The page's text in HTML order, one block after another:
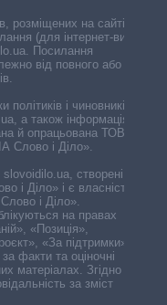
розміщених на сайті,
(для інтернет-видань
Посилання
від повного або
і чиновників,
а також інформація про
й опрацьована ТОВ «ІА
Слово і Діло».
створені ГО
і Діло» і є власністю
і Діло».
на правах
«Позиція»,
«За підтримки».
факти та оціночні
матеріалах. Згідно з
за зміст